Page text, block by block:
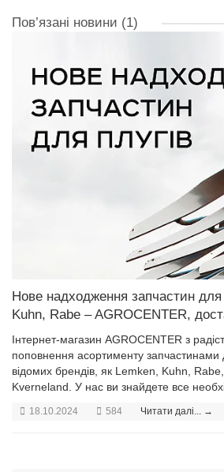
Пов’язані новини (1)
Нове надходження запчастин для
Kuhn, Rabe – AGROCENTER,
Інтернет-магазин AGROCENTER з
поповнення асортименту запчастинами
відомих брендів, як Lemken, Kuhn,
Kverneland. У нас ви знайдете все
18.10.2024 584 Читати далі... →